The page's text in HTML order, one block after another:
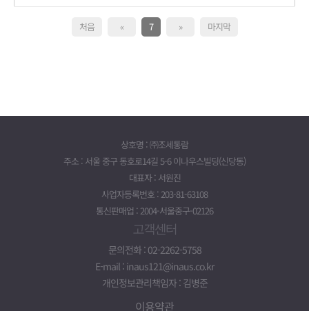
처음 « 7 » 마지막
상호명 : ㈜조세통람
주소 : 서울 중구 동호로14길 5-6 이나우스빌딩(신당동)
대표자 : 서원진
사업자등록번호 : 203-81-63108
통신판매업 : 2004-서울중구-02126
고객센터
문의전화 : 02-2262-5758
E-mail : inaus121@inaus.co.kr
개인정보관리책임자 : 김병준
이용약관